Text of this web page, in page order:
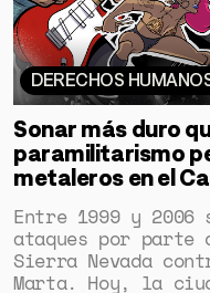
DERECHOS
Sonar más duro
paramilitarismo
metaleros en el
Entre 1999 y
ataques por
Sierra Nevada
Marta. Hoy, la